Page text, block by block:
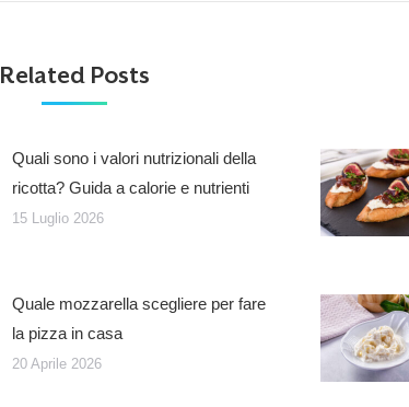
Related Posts
Quali sono i valori nutrizionali della
ricotta? Guida a calorie e nutrienti
15 Luglio 2026
Quale mozzarella scegliere per fare
la pizza in casa
20 Aprile 2026